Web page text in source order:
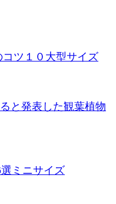
ツ１０ 大型サイズ
と発表した観葉植物
ミニサイズ